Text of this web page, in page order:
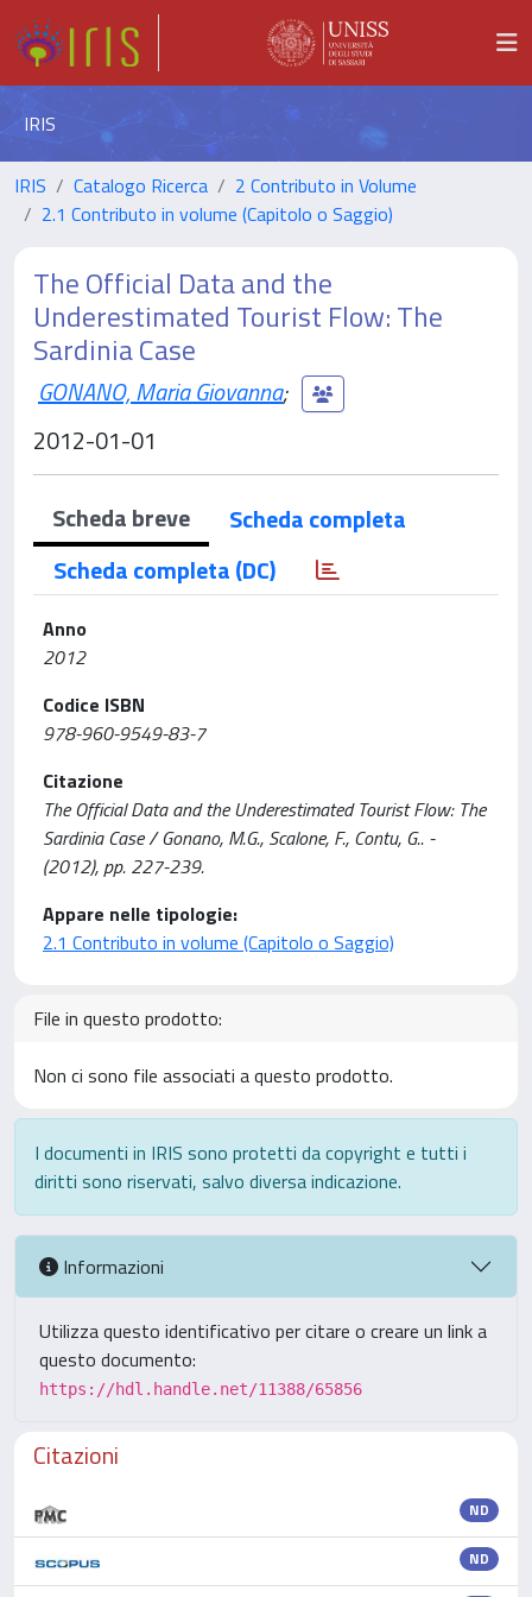
IRIS
IRIS Catalogo Ricerca
2 Contributo in Volume
2.1 Contributo in volume (Capitolo o Saggio)
The Official Data and the
Underestimated Tourist Flow: The
Sardinia Case
GONANO, Maria Giovanna;
2012-01-01
Scheda breve
Scheda completa
Scheda completa (DC)
Anno
2012
Codice ISBN
978-960-9549-83-7
Citazione
The Official Data and the Underestimated Tourist Flow: The
Sardinia Case / Gonano, M.G., Scalone, F., Contu, G.. -
(2012), pp. 227-239.
Appare nelle tipologie:
2.1 Contributo in volume (Capitolo o Saggio)
File in questo prodotto:
Non ci sono file associati a questo prodotto.
I documenti in IRIS sono protetti da copyright e tutti i
diritti sono riservati, salvo diversa indicazione.
Informazioni
Utilizza questo identificativo per citare o creare un link a
questo documento:
https://hdl.handle.net/11388/65856
Citazioni
ND
ND